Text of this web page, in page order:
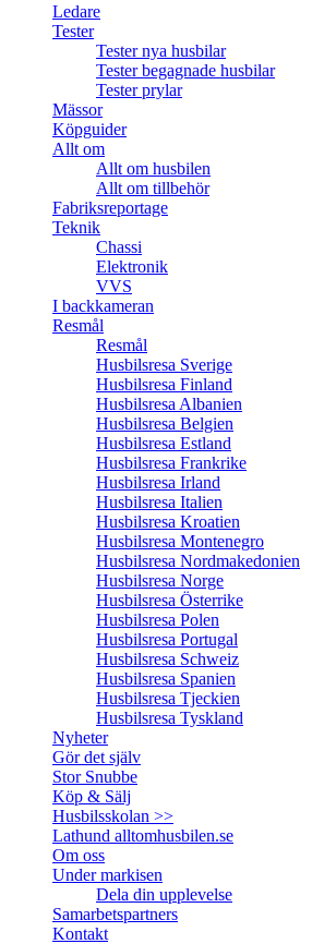
Ledare
Tester
Tester nya husbilar
Tester begagnade husbilar
Tester prylar
Mässor
Köpguider
Allt om
Allt om husbilen
Allt om tillbehör
Fabriksreportage
Teknik
Chassi
Elektronik
VVS
I backkameran
Resmål
Resmål
Husbilsresa Sverige
Husbilsresa Finland
Husbilsresa Albanien
Husbilsresa Belgien
Husbilsresa Estland
Husbilsresa Frankrike
Husbilsresa Irland
Husbilsresa Italien
Husbilsresa Kroatien
Husbilsresa Montenegro
Husbilsresa Nordmakedonien
Husbilsresa Norge
Husbilsresa Österrike
Husbilsresa Polen
Husbilsresa Portugal
Husbilsresa Schweiz
Husbilsresa Spanien
Husbilsresa Tjeckien
Husbilsresa Tyskland
Nyheter
Gör det själv
Stor Snubbe
Köp & Sälj
Husbilsskolan >>
Lathund alltomhusbilen.se
Om oss
Under markisen
Dela din upplevelse
Samarbetspartners
Kontakt